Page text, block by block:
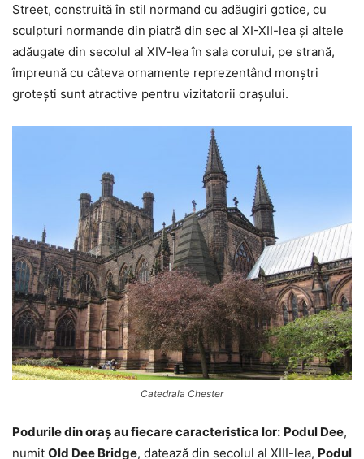
Street, construită în stil normand cu adăugiri gotice, cu
sculpturi normande din piatră din sec al XI-XII-lea și altele
adăugate din secolul al XIV-lea în sala corului, pe strană,
împreună cu câteva ornamente reprezentând monștri
grotești sunt atractive pentru vizitatorii orașului.
Catedrala Chester
Podurile din oraș au fiecare caracteristica lor: Podul Dee,
numit Old Dee Bridge, datează din secolul al XIII-lea, Podul